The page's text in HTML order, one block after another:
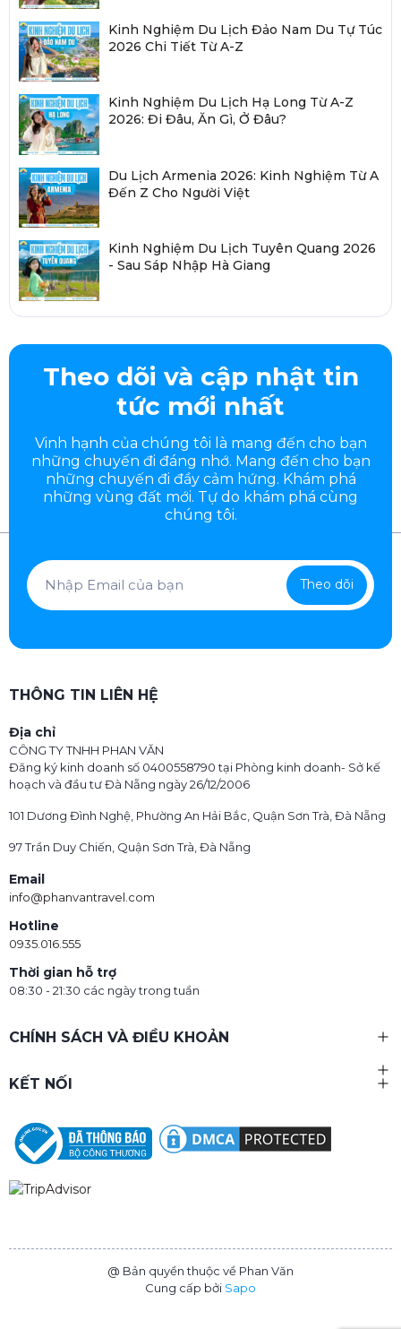
Kinh Nghiệm Du Lịch Đảo Nam Du Tự Túc
2026 Chi Tiết Từ A-Z
Kinh Nghiệm Du Lịch Hạ Long Từ A-Z
2026: Đi Đâu, Ăn Gì, Ở Đâu?
Du Lịch Armenia 2026: Kinh Nghiệm Từ A
Đến Z Cho Người Việt
Kinh Nghiệm Du Lịch Tuyên Quang 2026
- Sau Sáp Nhập Hà Giang
Theo dõi và cập nhật tin
tức mới nhất
Vinh hạnh của chúng tôi là mang đến cho bạn
những chuyến đi đáng nhớ. Mang đến cho bạn
những chuyến đi đầycảm hứng. Khám phá
những vùng đất mới. Tự do khám phá cùng
chúng tôi.
Theo dõi
THÔNG TIN LIÊN HỆ
Địa chỉ
CÔNG TY TNHH PHAN VĂN
Đăng ký kinh doanh số 0400558790 tại Phòng kinh doanh- Sở kế
hoạch và đầu tư Đà Nẵng ngày 26/12/2006
101 Dương Đình Nghệ, Phường An Hải Bắc, Quận Sơn Trà, Đà Nẵng
97 Trần Duy Chiến, Quận Sơn Trà, Đà Nẵng
Email
info@phanvantravel.com
Hotline
0935.016.555
Thời gian hỗ trợ
08:30 - 21:30 các ngày trong tuần
CHÍNH SÁCH VÀ ĐIỀU KHOẢN
KẾT NỐI
@ Bản quyền thuộc về Phan Văn
Cung cấp bởi Sapo